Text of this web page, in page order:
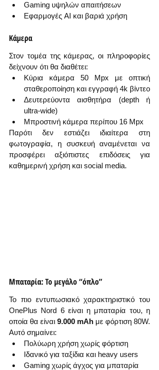
Gaming υψηλών απαιτήσεων
Εφαρμογές AI και βαριά χρήση
Κάμερα
Στον τομέα της κάμερας, οι πληροφορίες
δείχνουν ότι θα διαθέτει:
Κύρια κάμερα 50 Mpx με οπτική
Δευτερεύοντα αισθητήρα (depth ή
ultra-wide)
Μπροστινή κάμερα περίπου 16 Mpx
Παρότι δεν εστιάζει ιδιαίτερα στη
φωτογραφία, η συσκευή αναμένεται να
προσφέρει αξιόπιστες επιδόσεις για
καθημερινή χρήση και social media.
Μπαταρία: Το μεγάλο “όπλο”
Το πιο εντυπωσιακό χαρακτηριστικό του
OnePlus Nord 6 είναι η μπαταρία του, η
οποία θα είναι 9.000 mAh με φόρτιση 80W.
Αυτό σημαίνει:
Πολύωρη χρήση χωρίς φόρτιση
Ιδανικό για ταξίδια και heavy users
Gaming χωρίς άγχος για μπαταρία